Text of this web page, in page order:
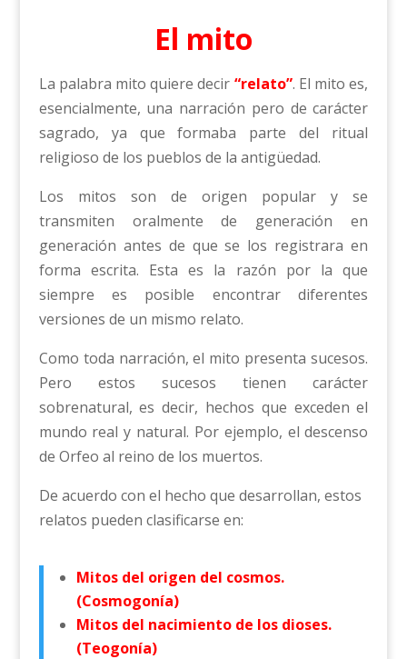
El mito
La palabra mito quiere decir “relato”. El mito es,
esencialmente, una narración pero de carácter
sagrado, ya que formaba parte del ritual
religioso de los pueblos de la antigüedad.
Los mitos son de origen popular y se
transmiten oralmente de generación en
generación antes de que se los registrara en
forma escrita. Esta es la razón por la que
siempre es posible encontrar diferentes
versiones de un mismo relato.
Como toda narración, el mito presenta sucesos.
Pero estos sucesos tienen carácter
sobrenatural, es decir, hechos que exceden el
mundo real y natural. Por ejemplo, el descenso
de Orfeo al reino de los muertos.
De acuerdo con el hecho que desarrollan, estos
relatos pueden clasificarse en:
Mitos del origen del cosmos.
(Cosmogonía)
Mitos del nacimiento de los dioses.
(Teogonía)